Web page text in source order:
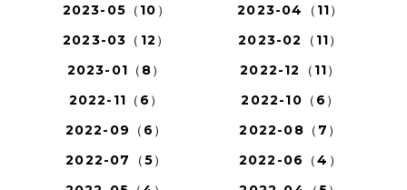
2023-05（10）
2023-04（11）
2023-03（12）
2023-02（11）
2023-01（8）
2022-12（11）
2022-11（6）
2022-10（6）
2022-09（6）
2022-08（7）
2022-07（5）
2022-06（4）